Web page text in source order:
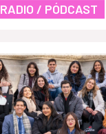
RADIO / PÓDCAST